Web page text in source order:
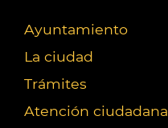
Ayuntamiento
La ciudad
Trámites
Atención ciudadana